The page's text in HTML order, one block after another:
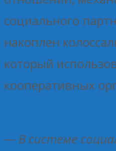
социального
накоплен
который
кооперативных
— В системе